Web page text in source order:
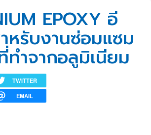
EPOXY อี
รับงานซ่อมแซม
ำจากอลูมิเนียม
TWITTER
EMAIL